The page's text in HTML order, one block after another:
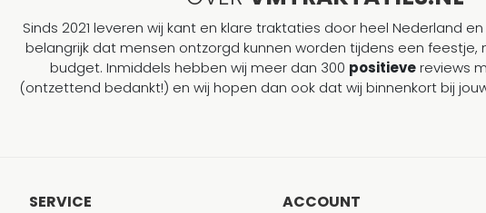
Sinds 2021 leveren wij kant en klare traktaties door heel Nederland
belangrijk dat mensen ontzorgd kunnen worden tijdens een feestje,
budget. Inmiddels hebben wij meer dan 300 positievereviews
(ontzettend bedankt!) en wij hopen dan ook dat wij binnenkort bij
SERVICE ACCOUNT